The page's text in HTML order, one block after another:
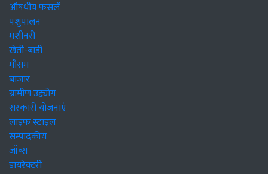
औषधीय फसलें
पशुपालन
मशीनरी
खेती-बाड़ी
मौसम
बाजार
ग्रामीण उद्द्योग
सरकारी योजनाएं
लाइफ स्टाइल
सम्पादकीय
जॉब्स
डायरेक्टरी